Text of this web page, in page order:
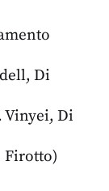
Di
Vinyei, Di
Firotto)